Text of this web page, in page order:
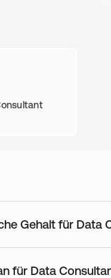
Gehalt für Data
für Data